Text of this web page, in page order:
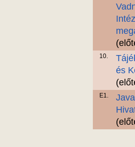
10.
és
E1.